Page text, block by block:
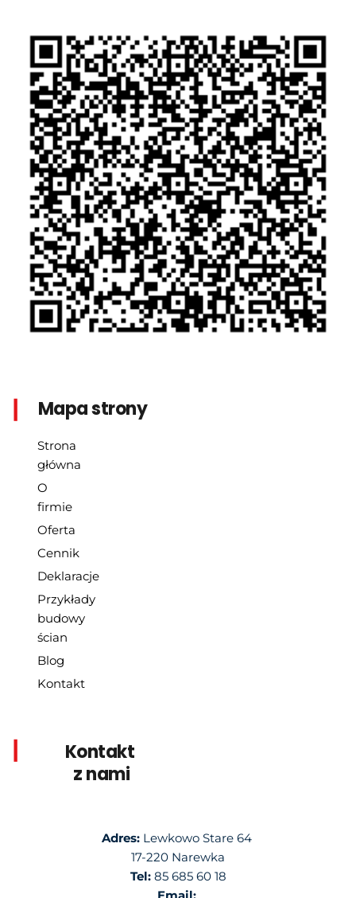
| Mapa strony
Strona
główna
O
firmie
Oferta
Cennik
Deklaracje
Przykłady
budowy
ścian
Blog
Kontakt
|
Kontakt
z nami
Adres: Lewkowo Stare 64
17-220 Narewka
Tel: 85 685 60 18
Email: